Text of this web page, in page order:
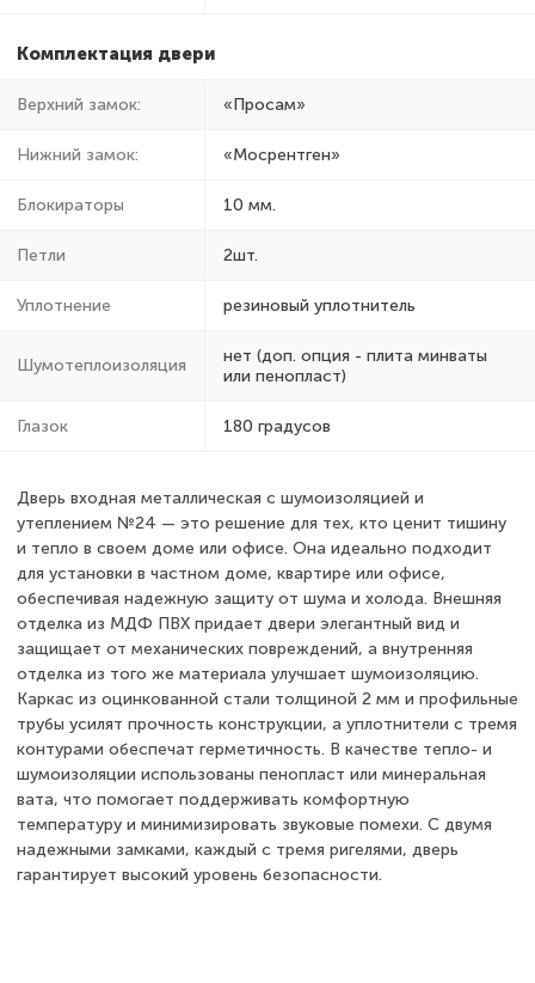
Комплектация двери
Верхний замок: «Просам»
Нижний замок: «Мосрентген»
Блокираторы 10 мм.
Петли 2шт.
Уплотнение резиновый уплотнитель
Шумотеплоизоляция
нет (доп. опция - плита минваты
или пенопласт)
Глазок 180 градусов
Дверь входная металлическая с шумоизоляцией и
утеплением №24 — это решение для тех, кто ценит тишину
и тепло в своем доме или офисе. Она идеально подходит
для установки в частном доме, квартире или офисе,
обеспечивая надежную защиту от шума и холода. Внешняя
отделка из МДФ ПВХ придает двери элегантный вид и
защищает от механических повреждений, а внутренняя
отделка из того же материала улучшает шумоизоляцию.
Каркас из оцинкованной стали толщиной 2 мм и профильные
трубы усилят прочность конструкции, а уплотнители с тремя
контурами обеспечат герметичность. В качестве тепло- и
шумоизоляции использованы пенопласт или минеральная
вата, что помогает поддерживать комфортную
температуру и минимизировать звуковые помехи. С двумя
надежными замками, каждый с тремя ригелями, дверь
гарантирует высокий уровень безопасности.